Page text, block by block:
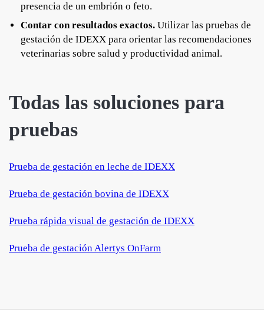
presencia de un embrión o feto.
Contar con resultados exactos. Utilizar las pruebas de
gestación de IDEXX para orientar las recomendaciones
veterinarias sobre salud y productividad animal.
Todas las soluciones para
pruebas
Prueba de gestación en leche de IDEXX
Prueba de gestación bovina de IDEXX
Prueba rápida visual de gestación de IDEXX
Prueba de gestación Alertys OnFarm